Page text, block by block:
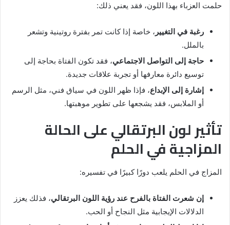
حلمت العزباء بهذا اللون، فقد يعني ذلك:
رغبة في التغيير ، خاصة إذا كانت تمر بفترة روتينية وتشعر
بالملل.
حاجة إلى التواصل الاجتماعي، فقد تكون الفتاة بحاجة إلى
توسيع دائرة معارفها أو تجربة علاقات جديدة.
إشارة إلى الإبداع، فإذا ظهر اللون في سياق فني، مثل الرسم
أو الملابس، فقد يشجعها على تطوير موهبتها.
تأثير لون البرتقالي على الحالة
المزاجية في الحلم
المزاج في الحلم يلعب دورًا كبيرًا في تفسيره:
إن شعرت الفتاة بالفرح عند رؤية اللون البرتقالي، فذلك يعزز
الدلالات الإيجابية مثل النجاح أو الحب.